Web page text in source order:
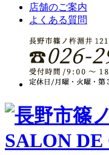
店舗のご案内
よくある質問